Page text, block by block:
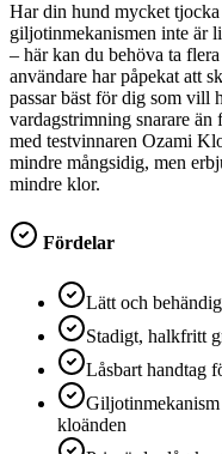
Har din hund mycket
giljotinmekanismen inte är
– här kan du behöva ta
användare har påpekat att
passar bäst för dig som vill
vardagstrimning snarare än
med testvinnaren Ozami
mindre mångsidig, men
mindre klor.
Fördelar
Lätt och
Stadigt, halkfritt
Låsbart handtag
kloänden